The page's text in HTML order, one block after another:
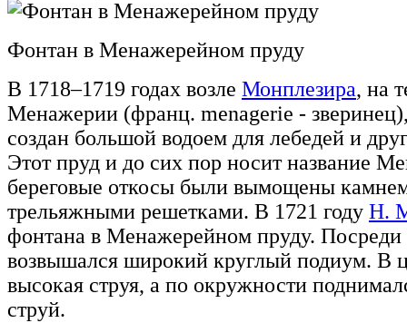
Фонтан в Менажерейном пруду
В 1718–1719 годах возле Монплезира, на
Менажерии (франц. menagerie -
создан большой водоем для лебедей и
Этот пруд и до сих пор носит название
береговые откосы были вымощены
трельяжными решетками. В 1721 году Н.
фонтана в Менажерейном пруду. Посреди
возвышался широкий круглый подиум. В
высокая струя, а по окружности
струй.